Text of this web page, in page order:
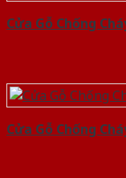
Cửa Gỗ Chống
Cửa Gỗ Chống